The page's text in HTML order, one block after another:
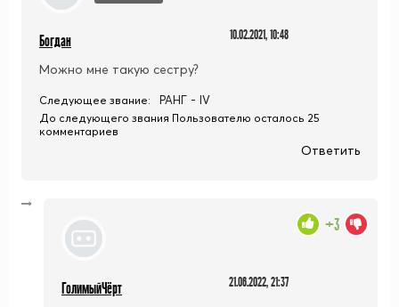
Богдан 10.02.2021, 10:48
Можно мне такую сестру?
Следующее звание: РАНГ - IV
До следующего звания Пользователю осталось 25
комментариев
Ответить
ГолимыйЧёрт 21.06.2022, 21:37
+3